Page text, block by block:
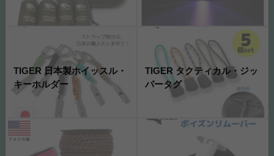
TIGER 日本製ホイッスル・
キーホルダー
TIGER タクティカル・ジッ
パータグ